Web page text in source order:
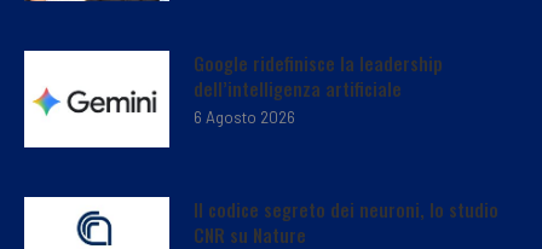
Google ridefinisce la leadership
dell’intelligenza artificiale
6 Agosto 2026
Il codice segreto dei neuroni, lo studio
CNR su Nature